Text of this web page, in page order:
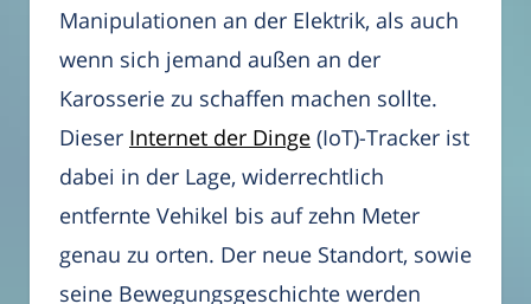
Manipulationen an der Elektrik, als auch
wenn sich jemand außen an der
Karosserie zu schaffen machen sollte.
Dieser Internet der Dinge (IoT)-Tracker ist
dabei in der Lage, widerrechtlich
entfernte Vehikel bis auf zehn Meter
genau zu orten. Der neue Standort, sowie
seine Bewegungsgeschichte werden